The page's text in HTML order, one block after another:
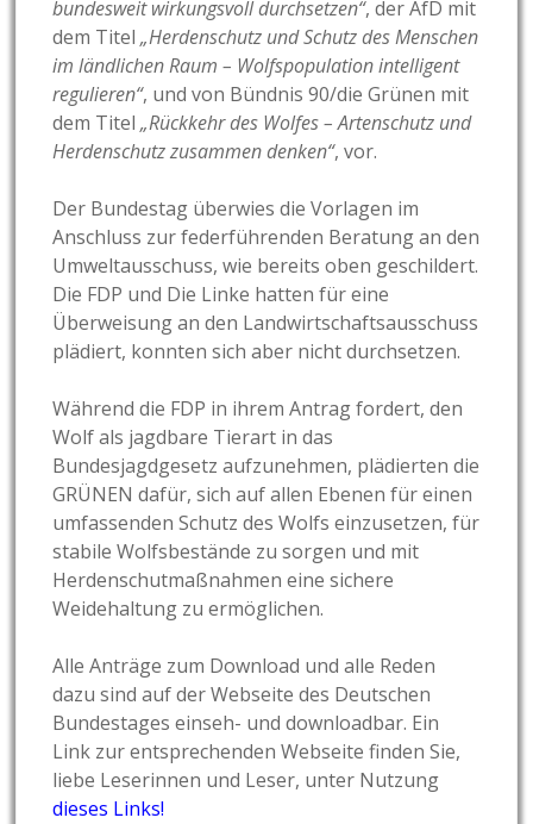
bundesweit wirkungsvoll durchsetzen“, der AfD mit
dem Titel„Herdenschutz und Schutz des Menschen
im ländlichen Raum – Wolfspopulation intelligent
regulieren“, und von Bündnis 90/die Grünen mit
dem Titel„Rückkehr des Wolfes – Artenschutz und
Herdenschutz zusammen denken“, vor.
Der Bundestag überwies die Vorlagen im
Anschluss zur federführenden Beratung an den
Umweltausschuss, wie bereits oben geschildert.
Die FDP und Die Linke hatten für eine
Überweisung an den Landwirtschaftsausschuss
plädiert, konnten sich aber nicht durchsetzen.
Während die FDP in ihrem Antrag fordert, den
Wolf als jagdbare Tierart in das
Bundesjagdgesetz aufzunehmen, plädierten die
GRÜNEN dafür, sich auf allen Ebenen für einen
umfassenden Schutz des Wolfs einzusetzen, für
stabile Wolfsbestände zu sorgen und mit
Herdenschutmaßnahmen eine sichere
Weidehaltung zu ermöglichen.
Alle Anträge zum Download und alle Reden
dazu sind auf der Webseite des Deutschen
Bundestages einseh- und downloadbar. Ein
Link zur entsprechenden Webseite finden Sie,
liebe Leserinnen und Leser, unter Nutzung
dieses Links!